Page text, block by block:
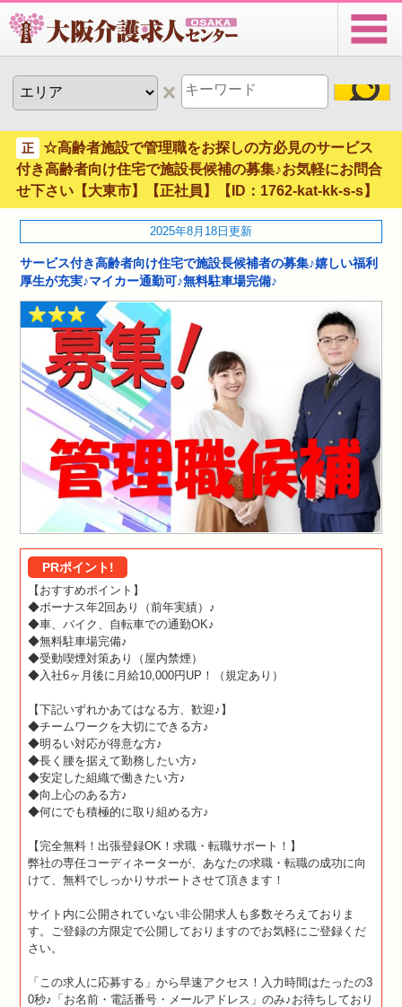
正
☆高齢者施設で管理職をお探しの方必見のサービス
付き高齢者向け住宅で施設長候補の募集♪お気軽にお問合
せ下さい【大東市】【正社員】【ID：1762-kat-kk-s-s】
2025年8月18日更新
サービス付き高齢者向け住宅で施設長候補者の募集♪嬉しい福利
厚生が充実♪マイカー通勤可♪無料駐車場完備♪
PRポイント!
【おすすめポイント】
◆ボーナス年2回あり（前年実績）♪
◆車、バイク、自転車での通勤OK♪
◆無料駐車場完備♪
◆受動喫煙対策あり（屋内禁煙）
◆入社6ヶ月後に月給10,000円UP！（規定あり）
【下記いずれかあてはなる方、歓迎♪】
◆チームワークを大切にできる方♪
◆明るい対応が得意な方♪
◆長く腰を据えて勤務したい方♪
◆安定した組織で働きたい方♪
◆向上心のある方♪
◆何にでも積極的に取り組める方♪
【完全無料！出張登録OK！求職・転職サポート！】
弊社の専任コーディネーターが、あなたの求職・転職の成功に向
けて、無料でしっかりサポートさせて頂きます！
サイト内に公開されていない非公開求人も多数そろえておりま
す。ご登録の方限定で公開しておりますのでお気軽にご登録くだ
さい。
「この求人に応募する」から早速アクセス！入力時間はたったの3
0秒♪「お名前・電話番号・メールアドレス」のみ♪お待ちしており